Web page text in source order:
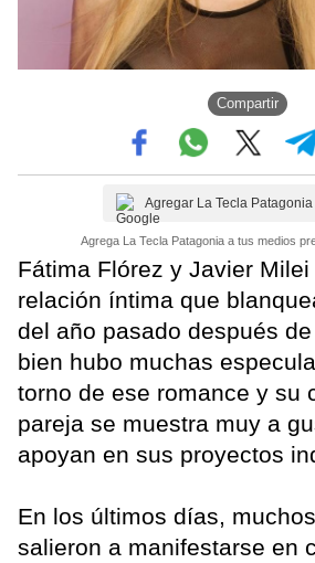
Compartir
Agregar La Tecla
Agrega La Tecla Patagonia a tus medios
Fátima Flórez y Javier
relación íntima que
del año pasado después
bien hubo muchas
torno de ese romance y su
pareja se muestra muy a
apoyan en sus proyectos
En los últimos días,
salieron a manifestarse en